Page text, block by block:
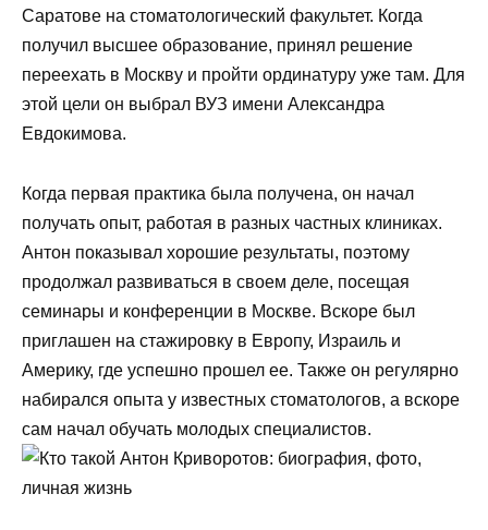
Саратове на стоматологический факультет. Когда
получил высшее образование, принял решение
переехать в Москву и пройти ординатуру уже там. Для
этой цели он выбрал ВУЗ имени Александра
Евдокимова.
Когда первая практика была получена, он начал
получать опыт, работая в разных частных клиниках.
Антон показывал хорошие результаты, поэтому
продолжал развиваться в своем деле, посещая
семинары и конференции в Москве. Вскоре был
приглашен на стажировку в Европу, Израиль и
Америку, где успешно прошел ее. Также он регулярно
набирался опыта у известных стоматологов, а вскоре
сам начал обучать молодых специалистов.